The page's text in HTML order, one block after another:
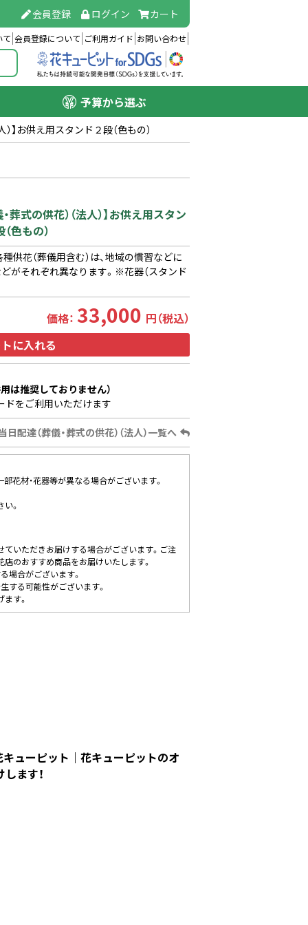
会員登録 ログイン カート
て 会員登録について ご利用ガイド お問い合わせ
予算から選ぶ
）】お供え用スタンド２段（色もの）
葬式の供花）（法人）】お供え用スタン
色もの）
供花（葬儀用含む）は、地域の慣習などに
どがそれぞれ異なります。※花器（スタンド
価格： 33,000 円（税込）
に入れる
は推奨しておりません）
ドをご利用いただけます
日配達（葬儀・葬式の供花）（法人）一覧へ
花材・花器等が異なる場合がございます。
。
ていただきお届けする場合がございます。ご注
のおすすめ商品をお届けいたします。
場合がございます。
する可能性がございます。
す。
キューピット｜花キューピットのオ
ます！